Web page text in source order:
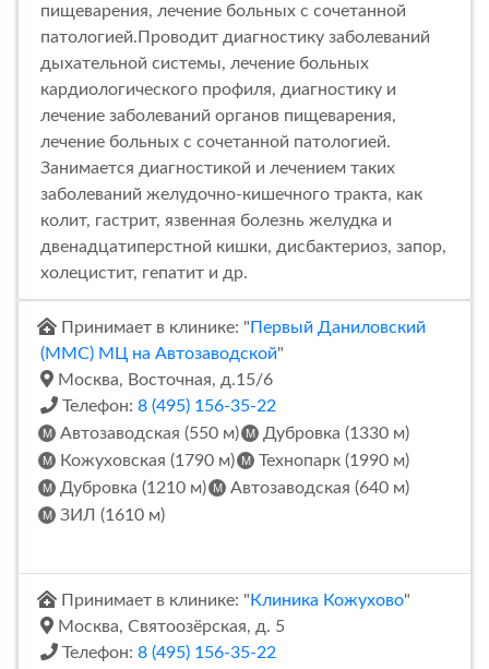
пищеварения, лечение больных с сочетанной
патологией.Проводит диагностику заболеваний
дыхательной системы, лечение больных
кардиологического профиля, диагностику и
лечение заболеваний органов пищеварения,
лечение больных с сочетанной патологией.
Занимается диагностикой и лечением таких
заболеваний желудочно-кишечного тракта, как
колит, гастрит, язвенная болезнь желудка и
двенадцатиперстной кишки, дисбактериоз, запор,
холецистит, гепатит и др.
Принимает в клинике: " Первый Даниловский
(ММС) МЦ на Автозаводской"
Москва, Восточная, д.15/6
Телефон: 8 (495) 156-35-22
Автозаводская (550 м)
Дубровка (1330 м)
Кожуховская (1790 м)
Технопарк (1990 м)
Дубровка (1210 м)
Автозаводская (640 м)
ЗИЛ (1610 м)
Принимает в клинике: " Клиника Кожухово"
Москва, Святоозёрская, д. 5
Телефон: 8 (495) 156-35-22